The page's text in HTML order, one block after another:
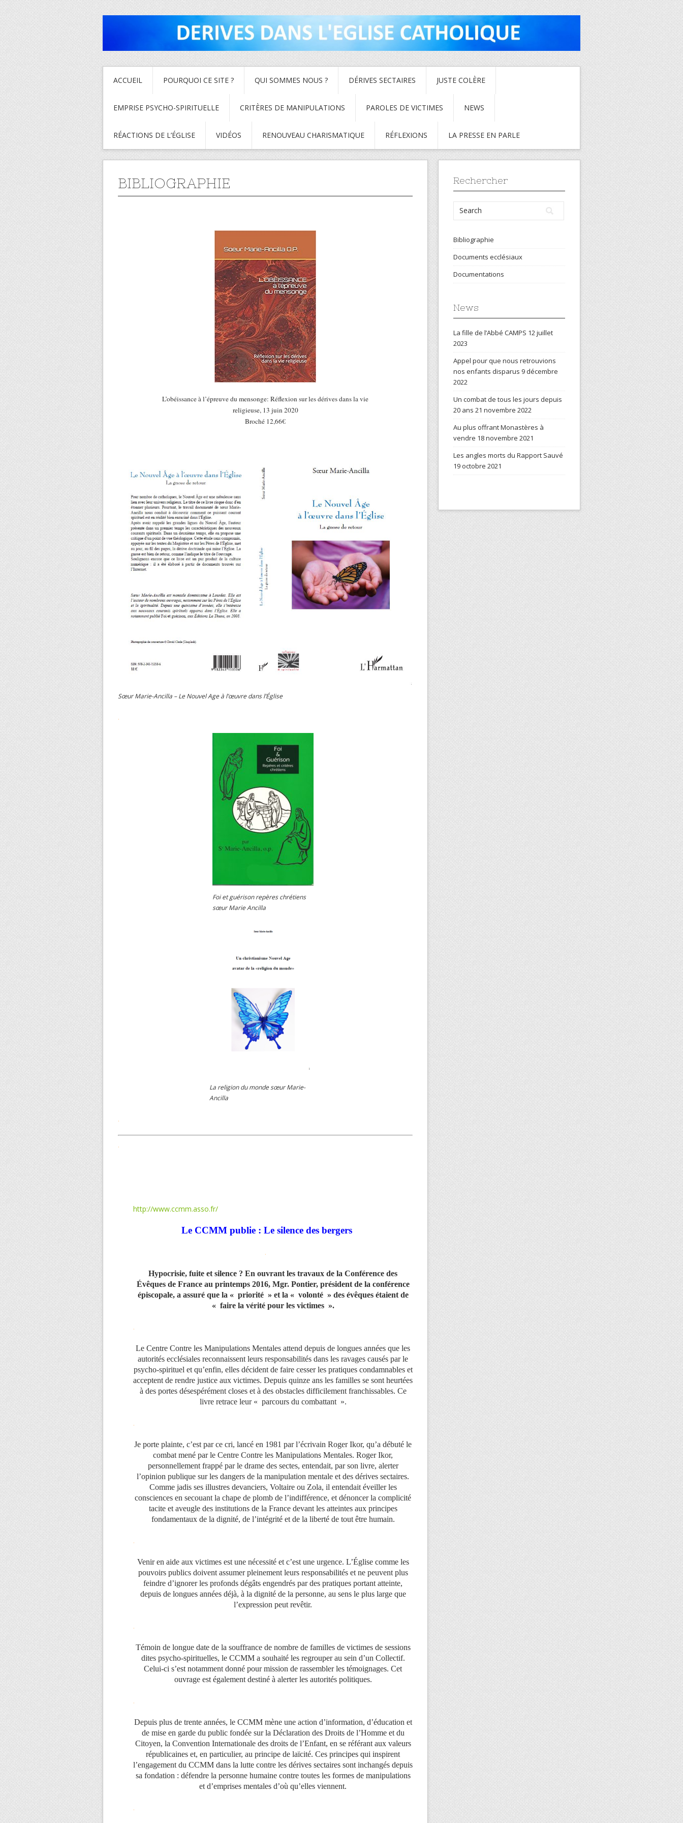
ACCUEIL POURQUOI CE SITE ? QUI SOMMES NOUS ? DÉRIVES SECTAIRES JUSTE COLÈRE
EMPRISE PSYCHO-SPIRITUELLE CRITÈRES DE MANIPULATIONS PAROLES DE VICTIMES NEWS
RÉACTIONS DE L’ÉGLISE VIDÉOS RENOUVEAU CHARISMATIQUE RÉFLEXIONS LA PRESSE EN PARLE
BIBLIOGRAPHIE
L’obéissance à l’épreuve du mensonge: Réflexion sur les dérives dans la vie
religieuse, 13 juin 2020
Broché 12,66€
Sœur Marie-Ancilla – Le Nouvel Age à l’œuvre dans l’Église
.
Foi et guérison repères chrétiens
sœur Marie Ancilla
La religion du monde sœur Marie-
Ancilla
.
.
http://www.ccmm.asso.fr/
Le CCMM publie : Le silence des bergers
.
Hypocrisie, fuite et silence ? En ouvrant les travaux de la Conférence des
Évêques de France au printemps 2016, Mgr. Pontier, président de la conférence
épiscopale, a assuré que la « priorité » et la « volonté » des évêques étaient de
« faire la vérité pour les victimes ».
.
Le Centre Contre les Manipulations Mentales attend depuis de longues années que les
autorités ecclésiales reconnaissent leurs responsabilités dans les ravages causés par le
psycho-spirituel et qu’enfin, elles décident de faire cesser les pratiques condamnables et
acceptent de rendre justice aux victimes. Depuis quinze ans les familles se sont heurtées
à des portes désespérément closes et à des obstacles difficilement franchissables. Ce
livre retrace leur « parcours du combattant ».
.
Je porte plainte, c’est par ce cri, lancé en 1981 par l’écrivain Roger Ikor, qu’a débuté le
combat mené par le Centre Contre les Manipulations Mentales. Roger Ikor,
personnellement frappé par le drame des sectes, entendait, par son livre, alerter
l’opinion publique sur les dangers de la manipulation mentale et des dérives sectaires.
Comme jadis ses illustres devanciers, Voltaire ou Zola, il entendait éveiller les
consciences en secouant la chape de plomb de l’indifférence, et dénoncer la complicité
tacite et aveugle des institutions de la France devant les atteintes aux principes
fondamentaux de la dignité, de l’intégrité et de la liberté de tout être humain.
.
Venir en aide aux victimes est une nécessité et c’est une urgence. L’Église comme les
pouvoirs publics doivent assumer pleinement leurs responsabilités et ne peuvent plus
feindre d’ignorer les profonds dégâts engendrés par des pratiques portant atteinte,
depuis de longues années déjà, à la dignité de la personne, au sens le plus large que
l’expression peut revêtir.
.
Témoin de longue date de la souffrance de nombre de familles de victimes de sessions
dites psycho-spirituelles, le CCMM a souhaité les regrouper au sein d’un Collectif.
Celui-ci s’est notamment donné pour mission de rassembler les témoignages. Cet
ouvrage est également destiné à alerter les autorités politiques.
.
Depuis plus de trente années, le CCMM mène une action d’information, d’éducation et
de mise en garde du public fondée sur la Déclaration des Droits de l’Homme et du
Citoyen, la Convention Internationale des droits de l’Enfant, en se référant aux valeurs
républicaines et, en particulier, au principe de laïcité. Ces principes qui inspirent
l’engagement du CCMM dans la lutte contre les dérives sectaires sont inchangés depuis
sa fondation : défendre la personne humaine contre toutes les formes de manipulations
et d’emprises mentales d’où qu’elles viennent.
.
Rechercher
Bibliographie
Documents ecclésiaux
Documentations
News
La fille de l’Abbé CAMPS 12 juillet
2023
Appel pour que nous retrouvions
nos enfants disparus 9 décembre
2022
Un combat de tous les jours depuis
20 ans 21 novembre 2022
Au plus offrant Monastères à
vendre 18 novembre 2021
Les angles morts du Rapport Sauvé
19 octobre 2021